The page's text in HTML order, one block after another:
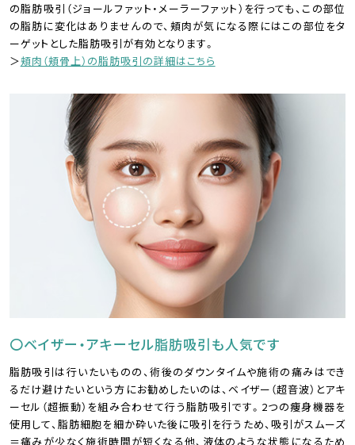
の脂肪吸引（ジョールファット・メーラーファット）を行っても、この部位
の脂肪に変化はありませんので、頬肉が気になる際にはこの部位をタ
ーゲットとした脂肪吸引が有効となります。
＞頬肉（頬骨上）の脂肪吸引の詳細はこちら
〇ベイザー・アキーセル脂肪吸引も人気です
脂肪吸引は行いたいものの、術後のダウンタイムや施術の痛みはでき
るだけ避けたいという方にお勧めしたいのは、ベイザー（超音波）とアキ
ーセル（超振動）を組み合わせて行う脂肪吸引です。2つの痩身機器を
使用して、脂肪細胞を細か砕いた後に吸引を行うため、吸引がスムーズ
＝痛みが少なく施術時間が短くなる他、液体のような状態になるため